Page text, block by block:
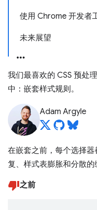
使用 Chrome 开发者
未来展望
我们最喜欢的 CSS 预处
中：嵌套样式规则。
Adam Argyle
在嵌套之前，每个选择
复、样式表膨胀和分散的
之前